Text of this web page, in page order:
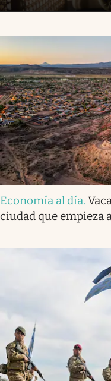
Economía al día.
ciudad que empieza